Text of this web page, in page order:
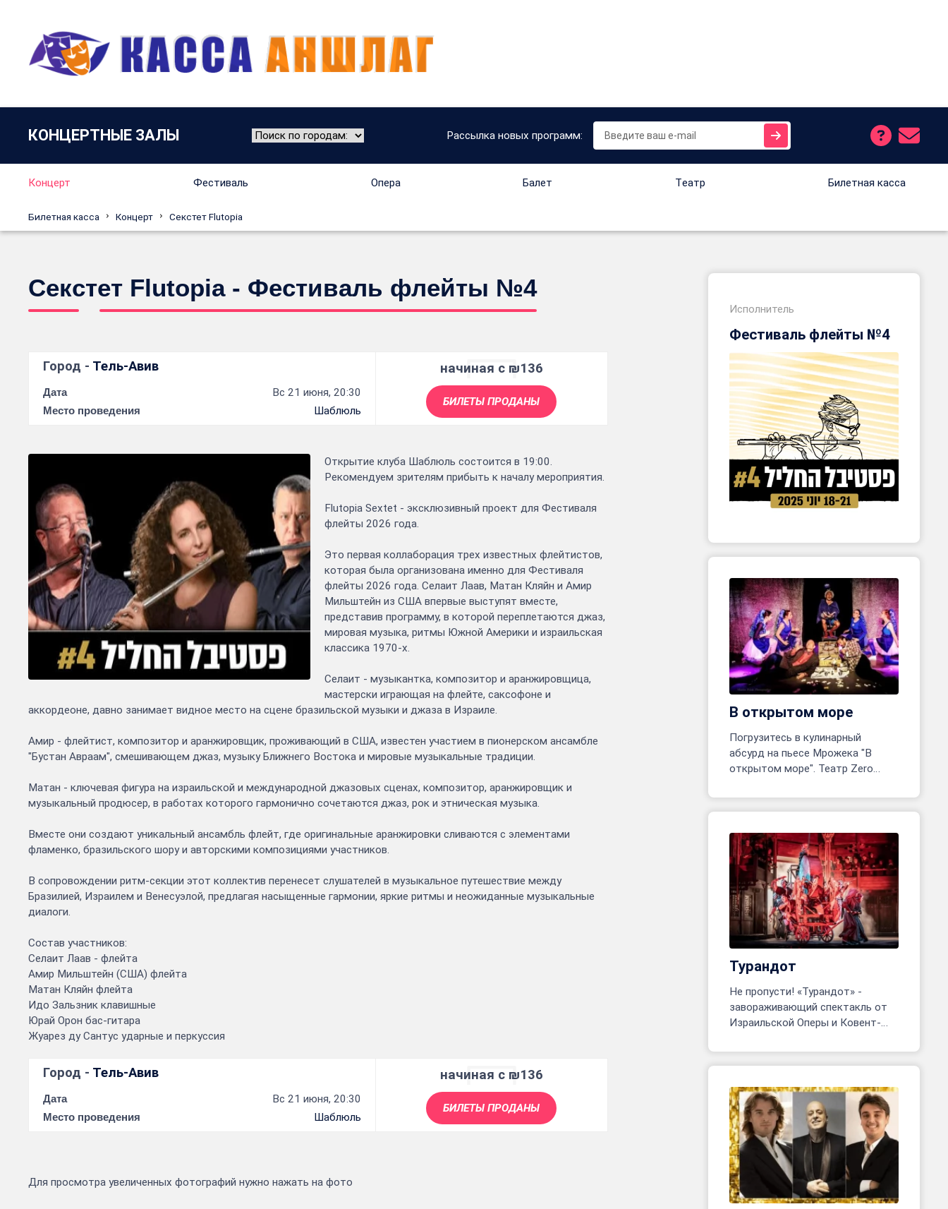
КОНЦЕРТНЫЕ ЗАЛЫ Рассылка новых программ:
Концерт Фестиваль Опера Балет Tеатр Билетная касса
Билетная касса Концерт Секстет Flutopia
Секстет Flutopia - Фестиваль флейты №4
Город - Тель-Авив
Дата Вс 21 июня, 20:30
Место проведения Шаблюль
начиная с ₪136
БИЛЕТЫ ПРОДАНЫ
Открытие клуба Шаблюль состоится в 19:00.
Рекомендуем зрителям прибыть к началу мероприятия.
Flutopia Sextet - эксклюзивный проект для Фестиваля
флейты 2026 года.
Это первая коллаборация трех известных флейтистов,
которая была организована именно для Фестиваля
флейты 2026 года. Селаит Лаав, Матан Кляйн и Амир
Мильштейн из США впервые выступят вместе,
представив программу, в которой переплетаются джаз,
мировая музыка, ритмы Южной Америки и израильская
классика 1970-х.
Селаит - музыкантка, композитор и аранжировщица,
мастерски играющая на флейте, саксофоне и
аккордеоне, давно занимает видное место на сцене бразильской музыки и джаза в Израиле.
Амир - флейтист, композитор и аранжировщик, проживающий в США, известен участием в пионерском ансамбле
"Бустан Авраам", смешивающем джаз, музыку Ближнего Востока и мировые музыкальные традиции.
Матан - ключевая фигура на израильской и международной джазовых сценах, композитор, аранжировщик и
музыкальный продюсер, в работах которого гармонично сочетаются джаз, рок и этническая музыка.
Вместе они создают уникальный ансамбль флейт, где оригинальные аранжировки сливаются с элементами
фламенко, бразильского шору и авторскими композициями участников.
В сопровождении ритм-секции этот коллектив перенесет слушателей в музыкальное путешествие между
Бразилией, Израилем и Венесуэлой, предлагая насыщенные гармонии, яркие ритмы и неожиданные музыкальные
диалоги.
Состав участников:
Селаит Лаав - флейта
Амир Мильштейн (США) флейта
Матан Кляйн флейта
Идо Зальзник клавишные
Юрай Орон бас-гитара
Жуарез ду Сантус ударные и перкуссия
Город - Тель-Авив
Дата Вс 21 июня, 20:30
Место проведения Шаблюль
начиная с ₪136
БИЛЕТЫ ПРОДАНЫ
Для просмотра увеличенных фотографий нужно нажать на фото
Исполнитель
Фестиваль флейты №4
В открытом море
Погрузитесь в кулинарный
абсурд на пьесе Мрожека "В
открытом море". Театр Zero
приключение! Реж. Марина
Белявцева, Олег Родовильский.
Турандот
Не пропусти! «Турандот» -
завораживающий спектакль от
Израильской Оперы и Ковент-
июля. Более 200 артистов на
сцене!